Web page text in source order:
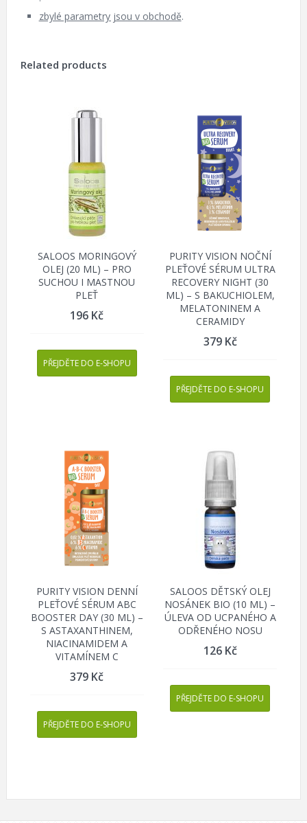
zbylé parametry jsou v obchodě.
Related products
SALOOS MORINGOVÝ
OLEJ (20 ML) – PRO
SUCHOU I MASTNOU
PLEŤ
196 Kč
PŘEJDĚTE DO E-SHOPU
PURITY VISION NOČNÍ
PLEŤOVÉ SÉRUM ULTRA
RECOVERY NIGHT (30
ML) – S BAKUCHIOLEM,
MELATONINEM A
CERAMIDY
379 Kč
PŘEJDĚTE DO E-SHOPU
PURITY VISION DENNÍ
PLEŤOVÉ SÉRUM ABC
BOOSTER DAY (30 ML) –
S ASTAXANTHINEM,
NIACINAMIDEM A
VITAMÍNEM C
379 Kč
PŘEJDĚTE DO E-SHOPU
SALOOS DĚTSKÝ OLEJ
NOSÁNEK BIO (10 ML) –
ÚLEVA OD UCPANÉHO A
ODŘENÉHO NOSU
126 Kč
PŘEJDĚTE DO E-SHOPU